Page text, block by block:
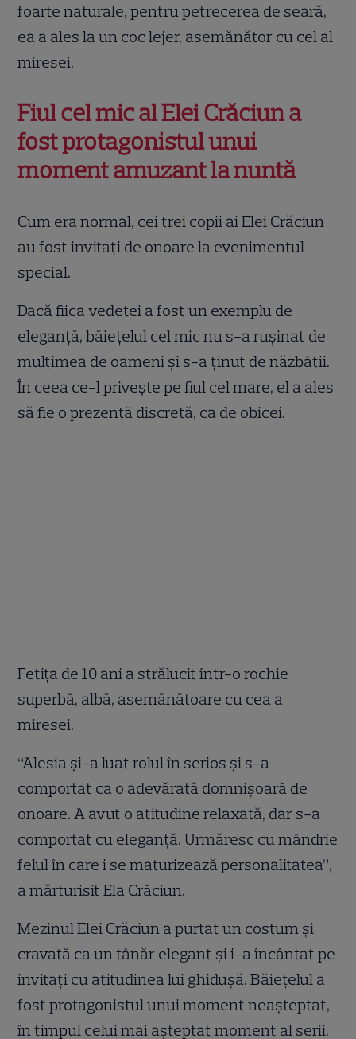
foarte naturale, pentru petrecerea de seară,
ea a ales la un coc lejer, asemănător cu cel al
miresei.
Fiul cel mic al Elei Crăciun a
fost protagonistul unui
moment amuzant la nuntă
Cum era normal, cei trei copii ai Elei Crăciun
au fost invitați de onoare la evenimentul
special.
Dacă fiica vedetei a fost un exemplu de
eleganță, băiețelul cel mic nu s-a rușinat de
mulțimea de oameni și s-a ținut de năzbâtii.
În ceea ce-l privește pe fiul cel mare, el a ales
să fie o prezenţă discretă, ca de obicei.
Fetița de 10 ani a strălucit într-o rochie
superbă, albă, asemănătoare cu cea a
miresei.
“Alesia și-a luat rolul în serios și s-a
comportat ca o adevărată domnișoară de
onoare. A avut o atitudine relaxată, dar s-a
comportat cu eleganță. Urmăresc cu mândrie
felul în care i se maturizează personalitatea”,
a mărturisit Ela Crăciun.
Mezinul Elei Crăciun a purtat un costum și
cravată ca un tânăr elegant și i-a încântat pe
invitați cu atitudinea lui ghidușă. Băiețelul a
fost protagonistul unui moment neașteptat,
în timpul celui mai așteptat moment al serii.